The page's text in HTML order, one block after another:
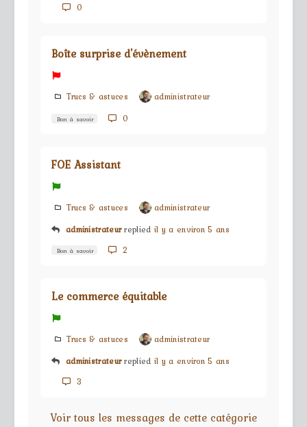
0
Boîte surprise d'évènement
Trucs & astuces administrateur
Bon à savoir 0
FOE Assistant
Trucs & astuces
administrateur
administrateur replied il y a environ 5 ans
Bon à savoir 2
Le commerce équitable
Trucs & astuces
administrateur
administrateur replied il y a environ 5 ans
3
Voir tous les messages de cette catégorie